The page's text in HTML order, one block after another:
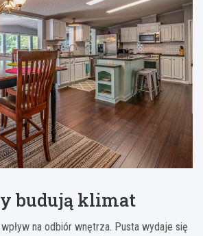
budują klimat
na odbiór wnętrza. Pusta wydaje się